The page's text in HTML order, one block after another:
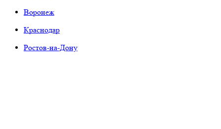
Воронеж
Краснодар
Ростов-на-Дону